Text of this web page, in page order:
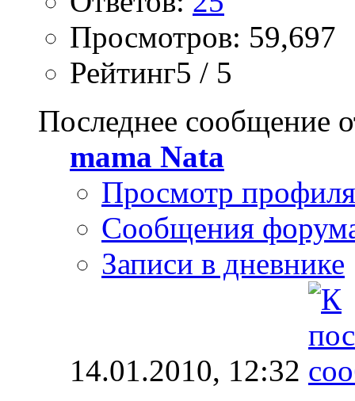
Просмотров: 59,697
Рейтинг5 / 5
Последнее сообщение
mama Nata
Просмотр профиля
Сообщения
Записи в дневнике
14.01.2010, 12:32